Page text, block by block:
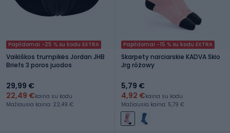
Papildomai -25 % su kodu EXTRA
Vaikiškos trumpikės Jordan JHB
Briefs 3 poros juodos
29,99 €
22,49 €kaina su kodu
Mažiausia kaina: 22,49 €
Papildomai -15 % su kodu EXTRA
Skarpety narciarskie KADVA Skio
Jrg różowy
5,79 €
4,92 €kaina su kodu
Mažiausia kaina: 5,79 €